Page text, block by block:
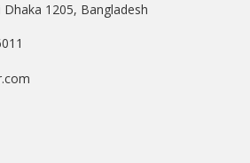
1205, Bangladesh